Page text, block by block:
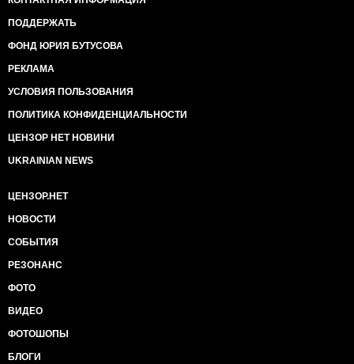
ПОДДЕРЖАТЬ
ФОНД ЮРИЯ БУТУСОВА
РЕКЛАМА
УСЛОВИЯ ПОЛЬЗОВАНИЯ
ПОЛИТИКА КОНФИДЕНЦИАЛЬНОСТИ
ЦЕНЗОР НЕТ НОВИНИ
UKRAINIAN NEWS
ЦЕНЗОР.НЕТ
НОВОСТИ
СОБЫТИЯ
РЕЗОНАНС
ФОТО
ВИДЕО
ФОТОШОПЫ
БЛОГИ